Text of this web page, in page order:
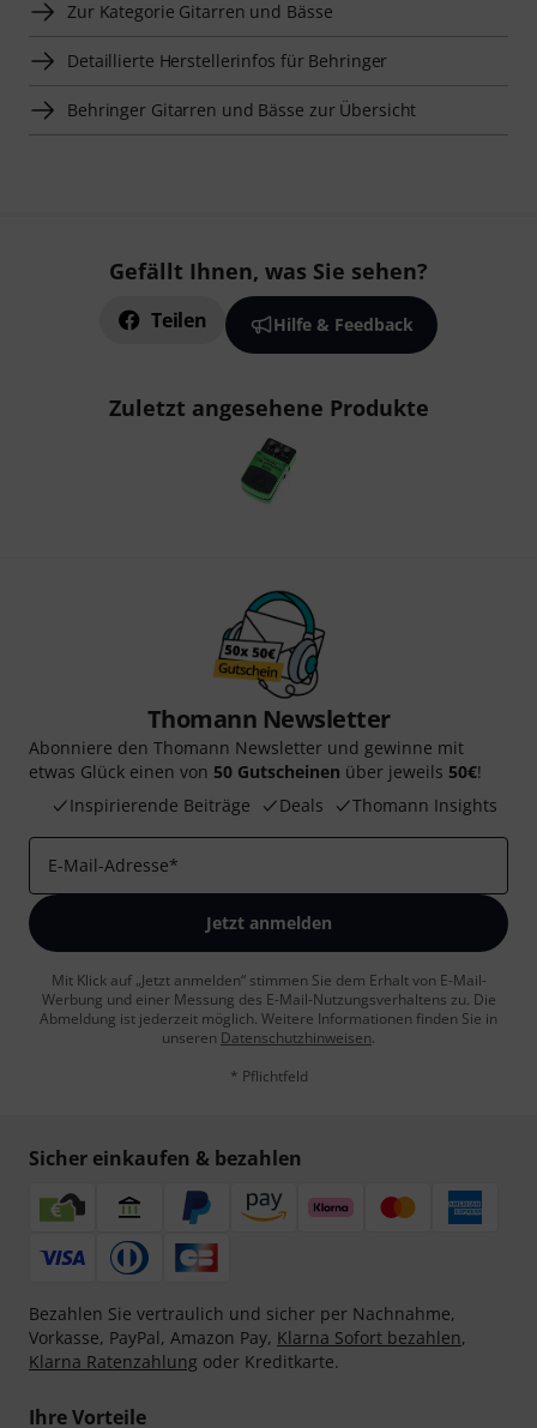
Zur Kategorie Gitarren und Bässe
Detaillierte Herstellerinfos für Behringer
Behringer Gitarren und Bässe zur Übersicht
Gefällt Ihnen, was Sie sehen?
Teilen Hilfe & Feedback
Zuletzt angesehene Produkte
Thomann Newsletter
Abonniere den Thomann Newsletter und gewinne mit
etwas Glück einen von 50 Gutscheinen über jeweils 50€!
Inspirierende Beiträge
Deals Thomann Insights
E-Mail-Adresse*
Jetzt anmelden
Mit Klick auf „Jetzt anmelden“ stimmen Sie dem Erhalt von E-Mail-
Werbung und einer Messung des E-Mail-Nutzungsverhaltens zu. Die
Abmeldung ist jederzeit möglich. Weitere Informationen finden Sie in
unseren Datenschutzhinweisen.
* Pflichtfeld
Sicher einkaufen & bezahlen
Bezahlen Sie vertraulich und sicher per Nachnahme,
Vorkasse, PayPal, Amazon Pay, Klarna Sofort bezahlen,
Klarna Ratenzahlung oder Kreditkarte.
Ihre Vorteile